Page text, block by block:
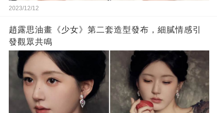
2023/12/12
趙露思油畫《少女》第二套造型發布，細膩情感引
發觀眾共鳴